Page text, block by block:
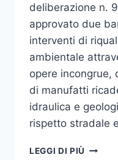
deliberazione n.
approvato due
interventi di
ambientale
opere incongrue,
di manufatti
idraulica e
rispetto stradale
LEGGI DI PIÙ